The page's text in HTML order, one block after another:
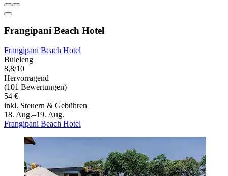
Frangipani Beach Hotel
Frangipani Beach Hotel
Buleleng
8,8/10
Hervorragend
(101 Bewertungen)
54 €
inkl. Steuern & Gebühren
18. Aug.–19. Aug.
Frangipani Beach Hotel